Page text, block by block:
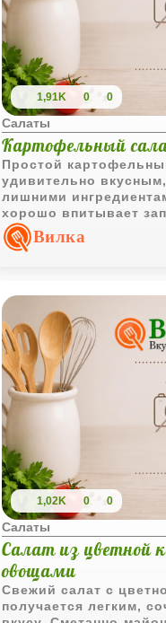
1,91K 0 0
Салаты
Картофельный
Простой
удивительно
лишними
хорошо впитывает
добавляет свежесть,
вкус чуть ярче и
Вилка
1,02K 0 0
Салаты
Салат из цветной
овощами
Свежий салат с
получается легким,